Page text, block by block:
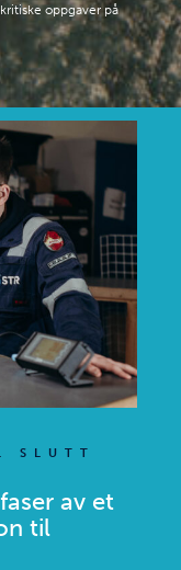
oppgaver på
SLUTT
av et
til